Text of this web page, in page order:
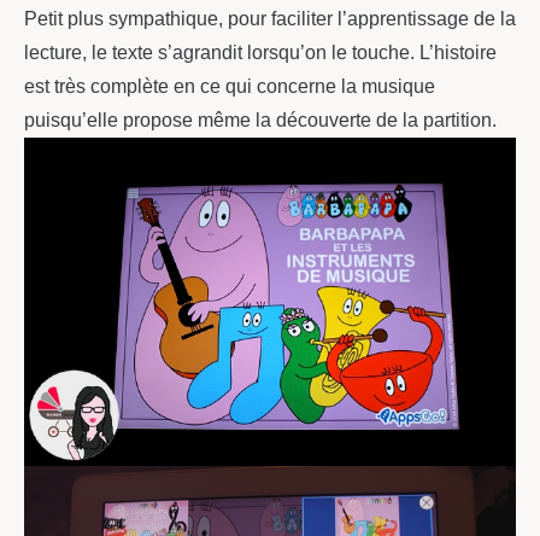
Petit plus sympathique, pour faciliter l’apprentissage de la
lecture, le texte s’agrandit lorsqu’on le touche. L’histoire
est très complète en ce qui concerne la musique
puisqu’elle propose même la découverte de la partition.